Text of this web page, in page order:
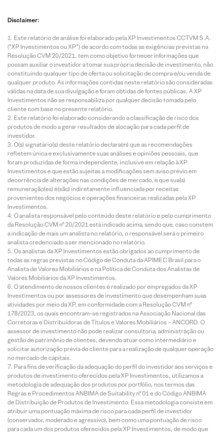
Disclaimer:
Este relatório de análise foi elaborado pela XP Investimentos CCTVM S.A.
(“XP Investimentos ou XP”) de acordo com todas as exigências previstas na
Resolução CVM 20/2021, tem como objetivo fornecer informações que
possam auxiliar o investidor a tomar sua própria decisão de investimento, não
constituindo qualquer tipo de oferta ou solicitação de compra e/ou venda de
qualquer produto. As informações contidas neste relatório são consideradas
válidas na data de sua divulgação e foram obtidas de fontes públicas. A XP
Investimentos não se responsabiliza por qualquer decisão tomada pelo
cliente com base no presente relatório.
Este relatório foi elaborado considerando a classificação de risco dos
produtos de modo a gerar resultados de alocação para cada perfil de
investidor.
O(s) signatário(s) deste relatório declara(m) que as recomendações
refletem única e exclusivamente suas análises e opiniões pessoais, que
foram produzidas de forma independente, inclusive em relação à XP
Investimentos e que estão sujeitas a modificações sem aviso prévio em
decorrência de alterações nas condições de mercado, e que sua(s)
remuneração(es) é(são) indiretamente influenciada por receitas
provenientes dos negócios e operações financeiras realizadas pela XP
Investimentos.
O analista responsável pelo conteúdo deste relatório e pelo cumprimento
da Resolução CVM nº 20/2021 está indicado acima, sendo que, caso constem
a indicação de mais um analista no relatório, o responsável será o primeiro
analista credenciado a ser mencionado no relatório.
Os analistas da XP Investimentos estão obrigados ao cumprimento de
todas as regras previstas no Código de Conduta da APIMEC Brasil para o
Analista de Valores Mobiliários e na Política de Conduta dos Analistas de
Valores Mobiliários da XP Investimentos.
O atendimento de nossos clientes é realizado por empregados da XP
Investimentos ou por assessores de investimento que desempenham suas
atividades por meio da XP, em conformidade com a Resolução CVM nº
178/2023, os quais encontram-se registrados na Associação Nacional das
Corretoras e Distribuidoras de Títulos e Valores Mobiliários – ANCORD. O
assessor de investimento não pode realizar consultoria, administração ou
gestão de patrimônio de clientes, devendo atuar como intermediário e
solicitar autorização prévia do cliente para a realização de qualquer operação
no mercado de capitais.
Para fins de verificação da adequação do perfil do investidor aos serviços e
produtos de investimento oferecidos pela XP Investimentos, utilizamos a
metodologia de adequação dos produtos por portfólio, nos termos das
Regras e Procedimentos ANBIMA de Suitability nº 01 e do Código ANBIMA
de Distribuição de Produtos de Investimento. Essa metodologia consiste em
atribuir uma pontuação máxima de risco para cada perfil de investidor
(conservador, moderado e agressivo), bem como uma pontuação de risco
para cada um dos produtos oferecidos pela XP Investimentos, de modo que